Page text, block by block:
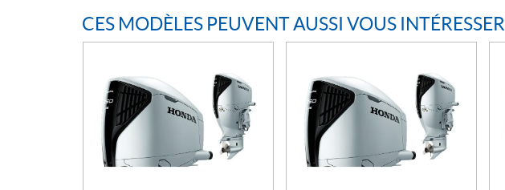
CES MODÈLES PEUVENT AUSSI VOUS INTÉRESSER